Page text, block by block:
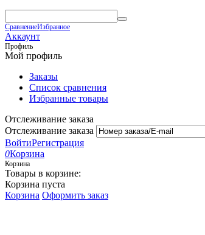
СравнениеИзбранное
Профиль
Аккаунт
Мой профиль
Заказы
Список сравнения
Избранные товары
Отслеживание заказа
Отслеживание заказа
ВойтиРегистрация
Корзина
0Корзина
Товары в корзине:
Корзина пуста
Корзина Оформить заказ